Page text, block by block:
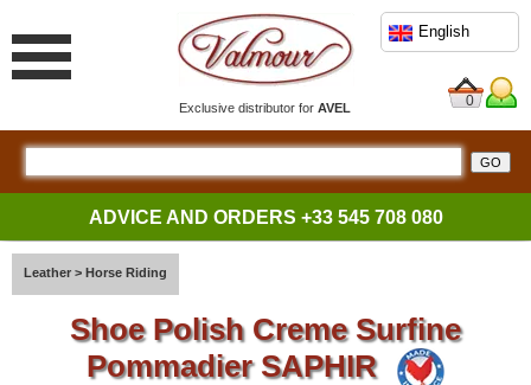
Exclusive distributor forAVEL
English
0
ADVICE AND ORDERS +33 545 708 080
Leather > Horse Riding
Shoe Polish Creme Surfine
Pommadier SAPHIR